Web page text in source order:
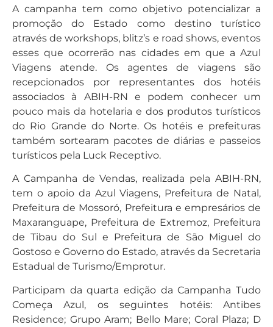
A campanha tem como objetivo potencializar a
promoção do Estado como destino turístico
através de workshops, blitz’s e road shows, eventos
esses que ocorrerão nas cidades em que a Azul
Viagens atende. Os agentes de viagens são
recepcionados por representantes dos hotéis
associados à ABIH-RN e podem conhecer um
pouco mais da hotelaria e dos produtos turísticos
do Rio Grande do Norte. Os hotéis e prefeituras
também sortearam pacotes de diárias e passeios
turísticos pela Luck Receptivo.
A Campanha de Vendas, realizada pela ABIH-RN,
tem o apoio da Azul Viagens, Prefeitura de Natal,
Prefeitura de Mossoró, Prefeitura e empresários de
Maxaranguape, Prefeitura de Extremoz, Prefeitura
de Tibau do Sul e Prefeitura de São Miguel do
Gostoso e Governo do Estado, através da Secretaria
Estadual de Turismo/Emprotur.
Participam da quarta edição da Campanha Tudo
Começa Azul, os seguintes hotéis: Antibes
Residence; Grupo Aram; Bello Mare; Coral Plaza; D